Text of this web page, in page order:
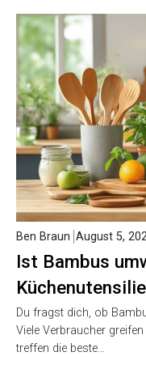
Ist Bambus
Ben Braun August 5,
Du fragst dich, ob
Viele Verbraucher
treffen die beste…